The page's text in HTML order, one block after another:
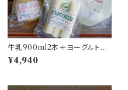
牛乳900ml2本＋ヨーグルト90
0g1本＋チーズ4種類 セット（チ
ーズ1個はおまかせで）
¥4,940